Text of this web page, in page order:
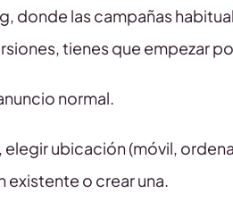
donde las campañas
tienes que empezar
normal.
elegir ubicación (móvil,
o crear una.